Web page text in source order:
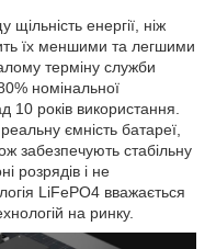
енергії, ніж
їх меншими та легшими
терміну служби
номінальної
10 років використання.
ємність батареї,
забезпечують стабільну
розрядів і не
LiFePO4 вважається
на ринку.